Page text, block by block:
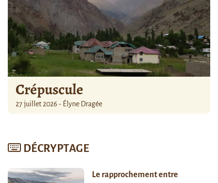
Crépuscule
27 juillet 2026 - Élyne Dragée
DÉCRYPTAGE
Le rapprochement entre